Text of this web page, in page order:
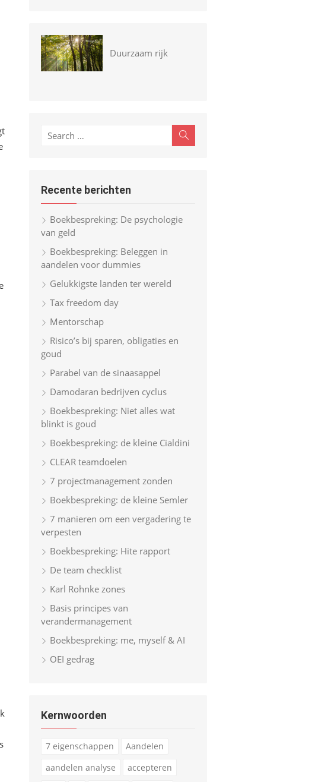
Duurzaam rijk
Search
Recente berichten
Boekbespreking: De psychologie
van geld
Boekbespreking: Beleggen in
aandelen voor dummies
Gelukkigste landen ter wereld
Tax freedom day
Mentorschap
Risico’s bij sparen, obligaties en
goud
Parabel van de sinaasappel
Damodaran bedrijven cyclus
Boekbespreking: Niet alles wat
blinkt is goud
Boekbespreking: de kleine Cialdini
CLEAR teamdoelen
7 projectmanagement zonden
Boekbespreking: de kleine Semler
7 manieren om een vergadering te
verpesten
Boekbespreking: Hite rapport
De team checklist
Karl Rohnke zones
Basis principes van
verandermanagement
Boekbespreking: me, myself & AI
OEI gedrag
Kernwoorden
7 eigenschappen
Aandelen
aandelen analyse
accepteren